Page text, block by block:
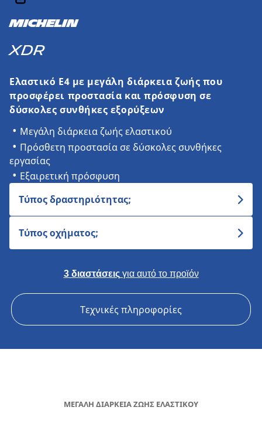
MICHELIN
XDR
Ελαστικό E4 με μεγάλη διάρκεια ζωής που
προσφέρει προστασία και πρόσφυση σε
δύσκολες συνθήκες εξορύξεων
Μεγάλη διάρκεια ζωής ελαστικού
Πρόσθετη προστασία σε δύσκολες συνθήκες
εργασίας
Εξαιρετική πρόσφυση
Τύπος δραστηριότητας;
Τύπος οχήματος;
3 διαστάσειςγια αυτό το προϊόν
Τεχνικές πληροφορίες
ΜΕΓΑΛΗ ΔΙΑΡΚΕΙΑ ΖΩΗΣ ΕΛΑΣΤΙΚΟΥ